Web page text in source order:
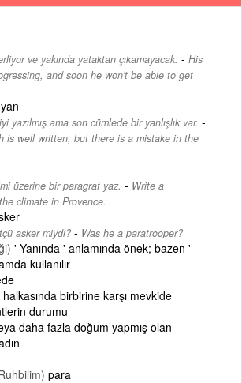
ve yakında yataktan çıkamayacak. - His
and soon he won't be able to get
yan
yazılmış ama son cümlede bir yanlışlık var. -
is well written, but there is a mistake in the
üzerine bir paragraf yaz. - Write a
climate in Provence.
asker miydi? - Was he a paratrooper?
' Yanında ' anlamında önek; bazen '
kullanılır
birbirine karşı mevkide
durumu
daha fazla doğum yapmış olan
para